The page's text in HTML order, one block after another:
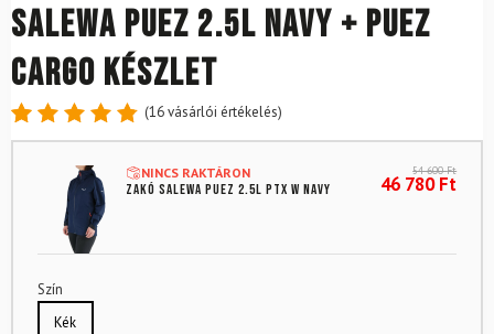
SALEWA Puez 2.5L Navy + Puez
Cargo készlet
Értékelés
az
5-ből,
16
értékelés
alapján
(16vásárlói értékelés)
NINCS RAKTÁRON
Zakó SALEWA Puez 2.5L PTX W Navy
54 600Ft
46 780Ft
Szín
Kék